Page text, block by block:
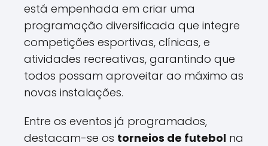
está empenhada em criar uma
programação diversificada que integre
competições esportivas, clínicas, e
atividades recreativas, garantindo que
todos possam aproveitar ao máximo as
novas instalações.
Entre os eventos já programados,
destacam-se os torneios de futebol na